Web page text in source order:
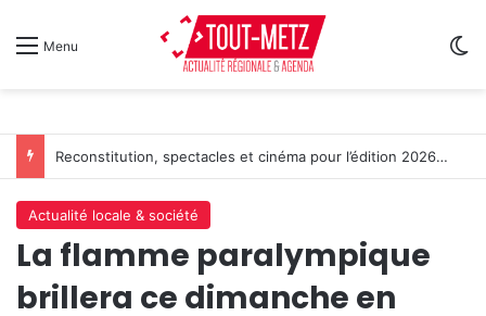
Menu
L’Étape du Graoully : une nouvelle épreuve cycliste débarque à Metz
Actualité locale & société
La flamme paralympique
brillera ce dimanche en